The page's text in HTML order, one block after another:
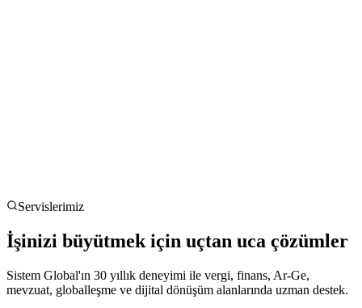
Servislerimiz
İşinizi büyütmek için uçtan uca çözümler
Sistem Global'ın 30 yıllık deneyimi ile vergi, finans, Ar-Ge,
mevzuat, globalleşme ve dijital dönüşüm alanlarında uzman destek.